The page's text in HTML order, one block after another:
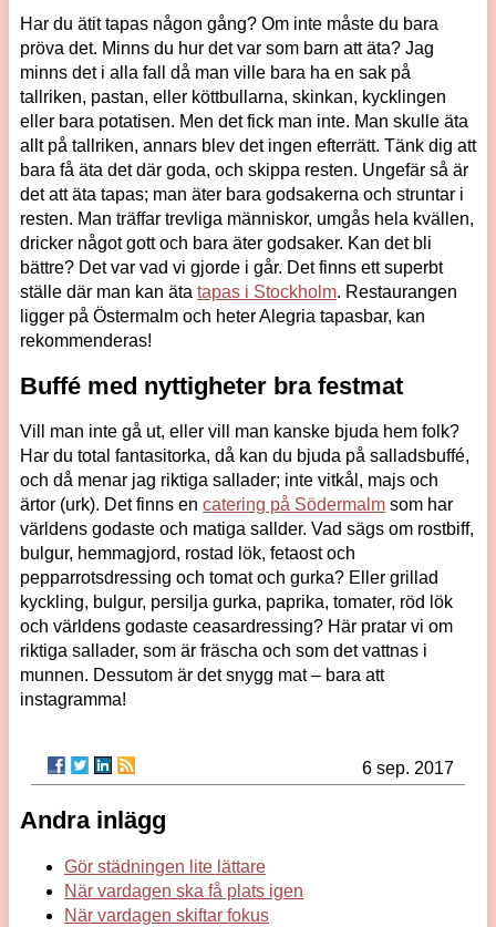
Har du ätit tapas någon gång? Om inte måste du bara
pröva det. Minns du hur det var som barn att äta? Jag
minns det i alla fall då man ville bara ha en sak på
tallriken, pastan, eller köttbullarna, skinkan, kycklingen
eller bara potatisen. Men det fick man inte. Man skulle äta
allt på tallriken, annars blev det ingen efterrätt. Tänk dig att
bara få äta det där goda, och skippa resten. Ungefär så är
det att äta tapas; man äter bara godsakerna och struntar i
resten. Man träffar trevliga människor, umgås hela kvällen,
dricker något gott och bara äter godsaker. Kan det bli
bättre? Det var vad vi gjorde i går. Det finns ett superbt
ställe där man kan äta tapas i Stockholm. Restaurangen
ligger på Östermalm och heter Alegria tapasbar, kan
rekommenderas!
Buffé med nyttigheter bra festmat
Vill man inte gå ut, eller vill man kanske bjuda hem folk?
Har du total fantasitorka, då kan du bjuda på salladsbuffé,
och då menar jag riktiga sallader; inte vitkål, majs och
ärtor (urk). Det finns en catering på Södermalm som har
världens godaste och matiga sallder. Vad sägs om rostbiff,
bulgur, hemmagjord, rostad lök, fetaost och
pepparrotsdressing och tomat och gurka? Eller grillad
kyckling, bulgur, persilja gurka, paprika, tomater, röd lök
och världens godaste ceasardressing? Här pratar vi om
riktiga sallader, som är fräscha och som det vattnas i
munnen. Dessutom är det snygg mat – bara att
instagramma!
6 sep. 2017
Andra inlägg
Gör städningen lite lättare
När vardagen ska få plats igen
När vardagen skiftar fokus